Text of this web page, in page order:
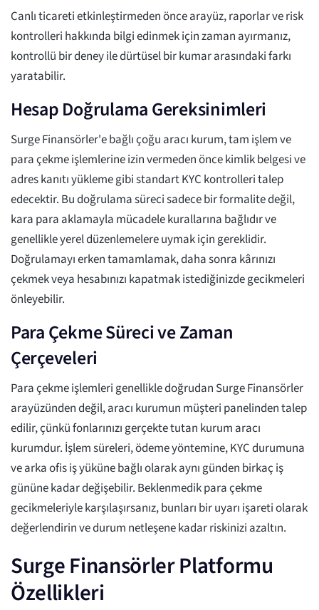
Canlı ticareti etkinleştirmeden önce arayüz, raporlar ve risk
kontrolleri hakkında bilgi edinmek için zaman ayırmanız,
kontrollü bir deney ile dürtüsel bir kumar arasındaki farkı
yaratabilir.
Hesap Doğrulama Gereksinimleri
Surge Finansörler'e bağlı çoğu aracı kurum, tam işlem ve
para çekme işlemlerine izin vermeden önce kimlik belgesi ve
adres kanıtı yükleme gibi standart KYC kontrolleri talep
edecektir. Bu doğrulama süreci sadece bir formalite değil,
kara para aklamayla mücadele kurallarına bağlıdır ve
genellikle yerel düzenlemelere uymak için gereklidir.
Doğrulamayı erken tamamlamak, daha sonra kârınızı
çekmek veya hesabınızı kapatmak istediğinizde gecikmeleri
önleyebilir.
Para Çekme Süreci ve Zaman
Çerçeveleri
Para çekme işlemleri genellikle doğrudan Surge Finansörler
arayüzünden değil, aracı kurumun müşteri panelinden talep
edilir, çünkü fonlarınızı gerçekte tutan kurum aracı
kurumdur. İşlem süreleri, ödeme yöntemine, KYC durumuna
ve arka ofis iş yüküne bağlı olarak aynı günden birkaç iş
gününe kadar değişebilir. Beklenmedik para çekme
gecikmeleriyle karşılaşırsanız, bunları bir uyarı işareti olarak
değerlendirin ve durum netleşene kadar riskinizi azaltın.
Surge Finansörler Platformu
Özellikleri